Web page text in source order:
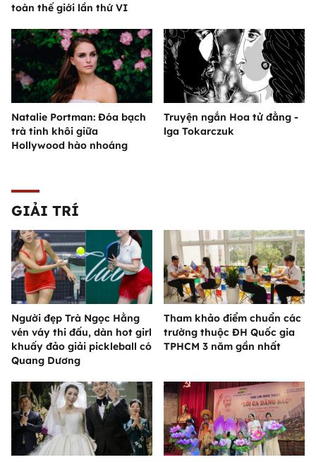
toàn thế giới lần thứ VI
Natalie Portman: Đóa bạch
trà tinh khôi giữa
Hollywood hào nhoáng
Truyện ngắn Hoa tử đằng -
lga Tokarczuk
GIẢI TRÍ
Người đẹp Trà Ngọc Hằng
vén váy thi đấu, dàn hot girl
khuấy đảo giải pickleball có
Quang Dương
Tham khảo điểm chuẩn các
trường thuộc ĐH Quốc gia
TPHCM 3 năm gần nhất